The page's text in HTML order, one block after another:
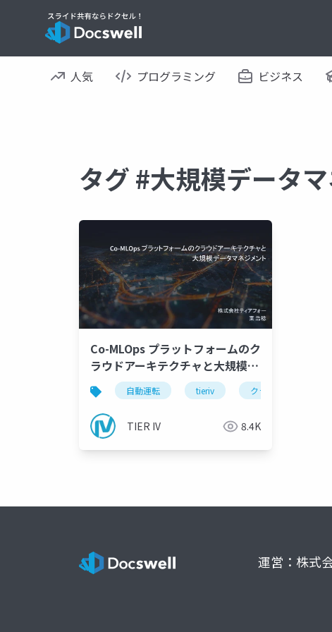
人気 プログラミング ビジネス
タグ #大規模データ
Co-MLOps プラットフォームのク
ラウドアーキテクチャと大規模デ
ータマネジメント_アップ用
自動運転 tieriv クラウドアーキテクチ
TIER IV 8.4K
運営：株式